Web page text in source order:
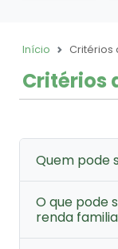
Início Critérios
Critérios
Quem pode
O que pode
renda